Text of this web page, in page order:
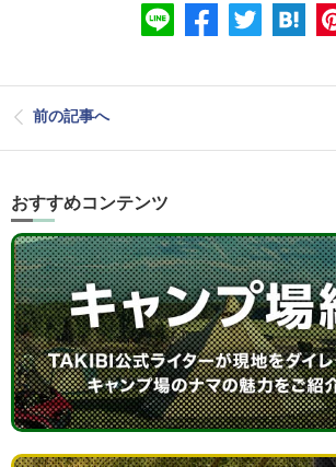
前の記事へ
おすすめコンテンツ